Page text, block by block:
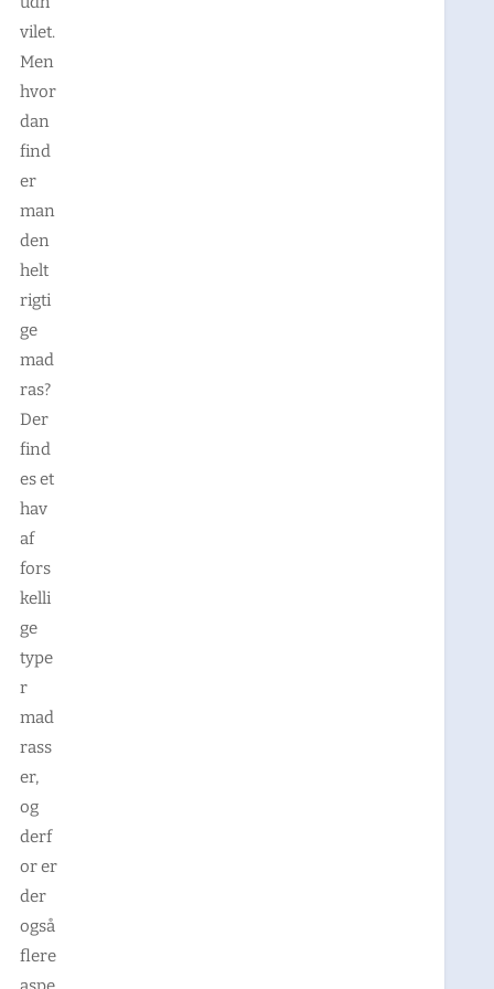
vilet.
Men
hvor
dan
find
er
man
den
helt
rigti
ge
mad
ras?
Der
find
es et
hav
af
fors
kelli
ge
type
r
mad
rass
er,
og
derf
or er
der
også
flere